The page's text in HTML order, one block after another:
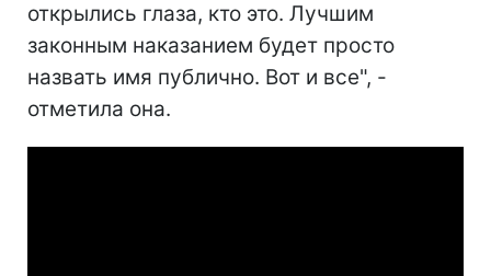
открылись глаза, кто это. Лучшим
законным наказанием будет просто
назвать имя публично. Вот и все", -
отметила она.